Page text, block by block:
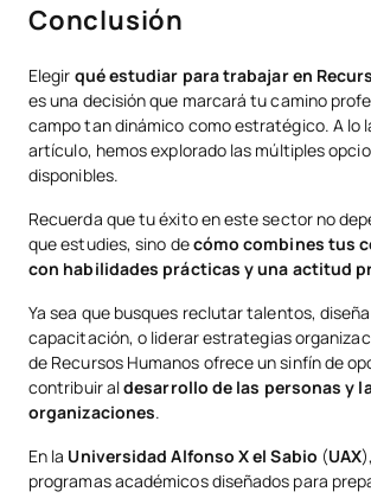
Conclusión
Elegir qué estudiar para trabajar en
es una decisión que marcará tu camino
campo tan dinámico como estratégico. A lo
artículo, hemos explorado las múltiples
disponibles.
Recuerda que tu éxito en este sector no
que estudies, sino decómo combines tus
con habilidades prácticas y una actitud
Ya sea que busques reclutar talentos,
capacitación, o liderar estrategias
de Recursos Humanos ofrece un sinfín de
contribuir aldesarrollo de las personas y
organizaciones.
En la Universidad Alfonso X el Sabio (UAX
programas académicos diseñados para